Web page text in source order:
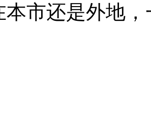
本市还是外地